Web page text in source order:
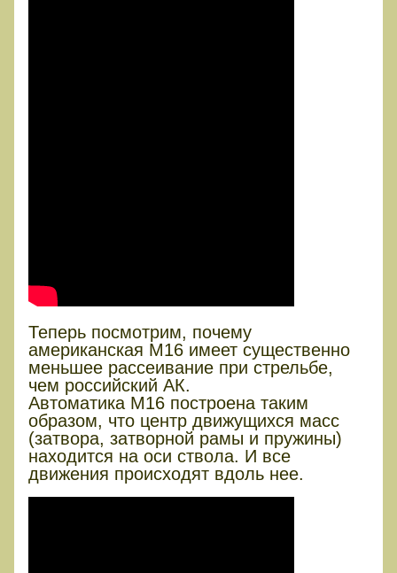
Теперь посмотрим, почему
американская М16 имеет существенно
меньшее рассеивание при стрельбе,
чем российский АК.
Автоматика М16 построена таким
образом, что центр движущихся масс
(затвора, затворной рамы и пружины)
находится на оси ствола. И все
движения происходят вдоль нее.